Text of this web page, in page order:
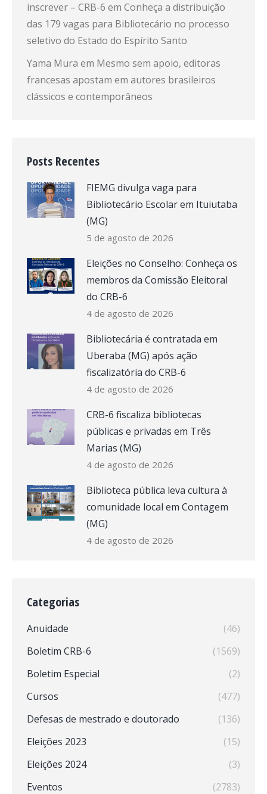
inscrever – CRB-6 em Conheça a distribuição
das 179 vagas para Bibliotecário no processo
seletivo do Estado do Espírito Santo
Yama Mura em Mesmo sem apoio, editoras
francesas apostam em autores brasileiros
clássicos e contemporâneos
Posts Recentes
FIEMG divulga vaga para
Bibliotecário Escolar em Ituiutaba
(MG)
5 de agosto de 2026
Eleições no Conselho: Conheça os
membros da Comissão Eleitoral
do CRB-6
4 de agosto de 2026
Bibliotecária é contratada em
Uberaba (MG) após ação
fiscalizatória do CRB-6
4 de agosto de 2026
CRB-6 fiscaliza bibliotecas
públicas e privadas em Três
Marias (MG)
4 de agosto de 2026
Biblioteca pública leva cultura à
comunidade local em Contagem
(MG)
4 de agosto de 2026
Categorias
Anuidade
(46)
Boletim CRB-6
(1569)
Boletim Especial
(2)
Cursos
(477)
Defesas de mestrado e doutorado
(136)
Eleições 2023
(15)
Eleições 2024
(3)
Eventos
(2783)